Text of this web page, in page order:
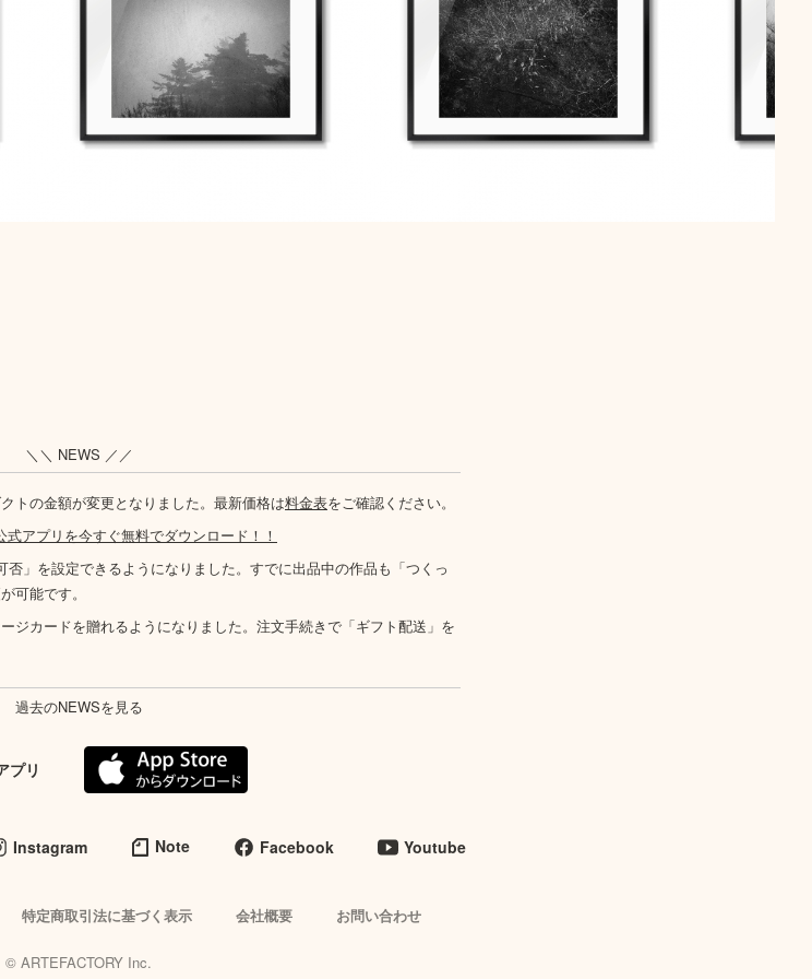
＼＼ NEWS ／／
トの金額が変更となりました。最新価格は料金表をご確認ください。
アプリを今すぐ無料でダウンロード！！
否」を設定できるようになりました。すでに出品中の作品も「つくっ
可能です。
ジカードを贈れるようになりました。注文手続きで「ギフト配送」を
過去のNEWSを見る
プリ
Instagram Note Facebook Youtube
特定商取引法に基づく表示 会社概要 お問い合わせ
© ARTEFACTORY Inc.